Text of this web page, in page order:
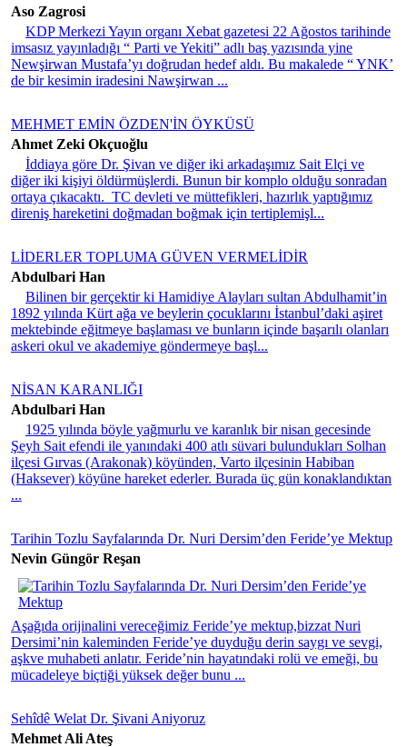
Aso Zagrosi
KDP Merkezi Yayın organı Xebat gazetesi 22 Ağostos tarihinde
imsasız yayınladığı “ Parti ve Yekiti” adlı baş yazısında yine
Newşirwan Mustafa’yı doğrudan hedef aldı. Bu makalede “ YNK’
de bir kesimin iradesini Nawşirwan ...
MEHMET EMİN ÖZDEN'İN ÖYKÜSÜ
Ahmet Zeki Okçuoğlu
İddiaya göre Dr. Şivan ve diğer iki arkadaşımız Sait Elçi ve
diğer iki kişiyi öldürmüşlerdi. Bunun bir komplo olduğu sonradan
ortaya çıkacaktı. TC devleti ve müttefikleri, hazırlık yaptığımız
direniş hareketini doğmadan boğmak için tertiplemişl...
LİDERLER TOPLUMA GÜVEN VERMELİDİR
Abdulbari Han
Bilinen bir gerçektir ki Hamidiye Alayları sultan Abdulhamit’in
1892 yılında Kürt ağa ve beylerin çocuklarını İstanbul’daki aşiret
mektebinde eğitmeye başlaması ve bunların içinde başarılı olanları
askeri okul ve akademiye göndermeye başl...
NİSAN KARANLIĞI
Abdulbari Han
1925 yılında böyle yağmurlu ve karanlık bir nisan gecesinde
Şeyh Sait efendi ile yanındaki 400 atlı süvari bulundukları Solhan
ilçesi Gırvas (Arakonak) köyünden, Varto ilçesinin Habiban
(Haksever) köyüne hareket ederler. Burada üç gün konaklandıktan
...
Tarihin Tozlu Sayfalarında Dr. Nuri Dersim’den Feride’ye Mektup
Nevin Güngör Reşan
Aşağıda orijinalini vereceğimiz Feride’ye mektup,bizzat Nuri
Dersimi’nin kaleminden Feride’ye duyduğu derin saygı ve sevgi,
aşkve muhabeti anlatır. Feride’nin hayatındaki rolü ve emeği, bu
mücadeleye biçtiği yüksek değer bunu ...
Sehîdê Welat Dr. Şivani Aniyoruz
Mehmet Ali Ateş